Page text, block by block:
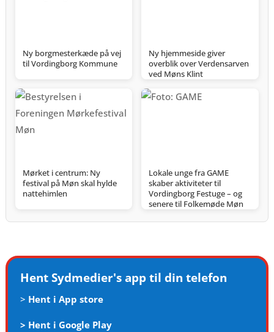
Ny borgmesterkæde på vej
til Vordingborg Kommune
Ny hjemmeside giver
overblik over Verdensarven
ved Møns Klint
Mørket i centrum: Ny
festival på Møn skal hylde
nattehimlen
Lokale unge fra GAME
skaber aktiviteter til
Vordingborg Festuge – og
senere til Folkemøde Møn
Hent Sydmedier's app til din telefon
> Hent i App store
> Hent i Google Play